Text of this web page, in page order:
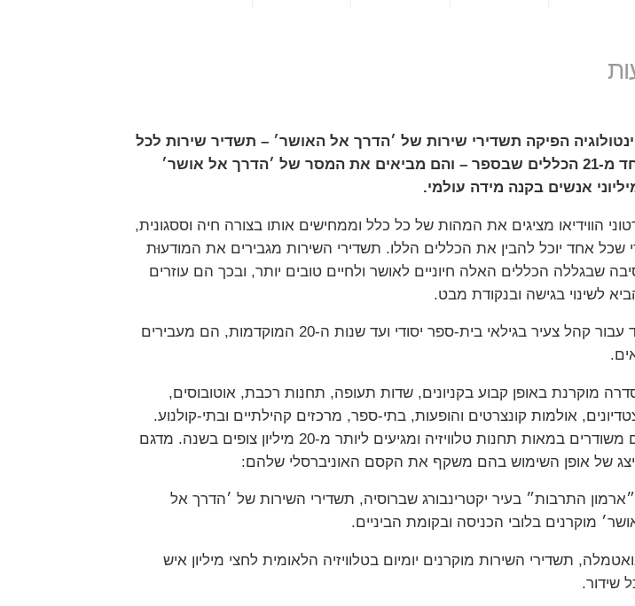
הפיקה תשדירי שירות של ׳הדרך אל האושר׳ – תשדיר שירות לכל
אחד מ-21 הכללים שבספר – והם מביאים את המסר של ׳הדרך אל אושר׳
אנשים בקנה מידה עולמי.
הווידיאו מציגים את המהות של כל כלל וממחישים אותו בצורה חיה וססגונית,
שכל אחד יוכל להבין את הכללים הללו. תשדירי השירות מגבירים את המודעוּת
שבגללה הכללים האלה חיוניים לאושר ולחיים טובים יותר, ובכך הם עוזרים
לשינוי בגישה ובנקודת מבט.
למרות שתשדירי השירות נוצרו במיוחד עבור קהל צעיר בגילאי בית-ספר יסודי ועד שנות ה-20 המוקדמות, הם מעבירים
מוקרנת באופן קבוע בקניונים, שדות תעופה, תחנות רכבת, אוטובוסים,
אולמות קונצרטים והופעות, בתי-ספר, מרכזים קהילתיים ובתי-קולנוע.
הם משודרים במאות תחנות טלוויזיה ומגיעים ליותר מ-20 מיליון צופים בשנה. מדגם
של אופן השימוש בהם משקף את הקסם האוניברסלי שלהם:
התרבות״ בעיר יקטרינבורג שברוסיה, תשדירי השירות של ׳הדרך אל
מוקרנים בלובי הכניסה ובקומת הביניים.
תשדירי השירות מוקרנים יומיום בטלוויזיה הלאומית לחצי מיליון איש
שידור.